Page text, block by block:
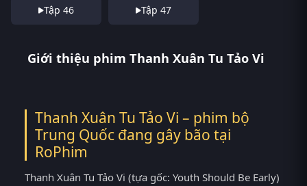
Tập 46 Tập 47
Giới thiệu phim Thanh Xuân Tu Tảo Vi
Thanh Xuân Tu Tảo Vi – phim bộ
Trung Quốc đang gây bão tại
RoPhim
Thanh Xuân Tu Tảo Vi (tựa gốc: Youth Should Be Early)